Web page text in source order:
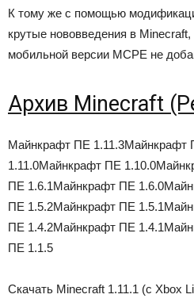
К тому же с помощью
крутые нововведения в
мобильной версии MCPE не
Архив Minecraft
Майнкрафт ПЕ 1.11.3Майнкрафт
1.11.0Майнкрафт ПЕ
ПЕ 1.6.1Майнкрафт ПЕ
ПЕ 1.5.2Майнкрафт ПЕ
ПЕ 1.4.2Майнкрафт ПЕ
ПЕ 1.1.5
Скачать Minecraft 1.11.1 (с Xbox